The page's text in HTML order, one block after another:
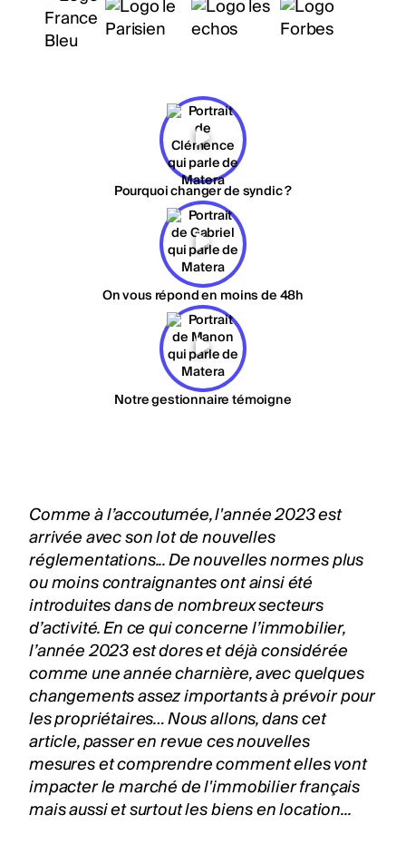
Pourquoi changer de syndic ?
On vous répond en moins de 48h
Notre gestionnaire témoigne
Comme à l’accoutumée, l'année 2023 est
arrivée avec son lot de nouvelles
réglementations... De nouvelles normes plus
ou moins contraignantes ont ainsi été
introduites dans de nombreux secteurs
d’activité. En ce qui concerne l’immobilier,
l’année 2023 est dores et déjà considérée
comme une année charnière, avec quelques
changements assez importants à prévoir pour
lespropriétaires… Nous allons, dans cet
article, passer en revue ces nouvelles
mesures et comprendre comment elles vont
impacter le marché de l'immobilier français
mais aussi et surtout les biens en location...